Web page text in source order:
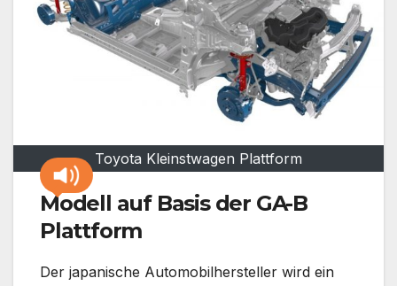
Toyota Kleinstwagen Plattform
Modell auf Basis der GA-B
Plattform
Der japanische Automobilhersteller wird ein